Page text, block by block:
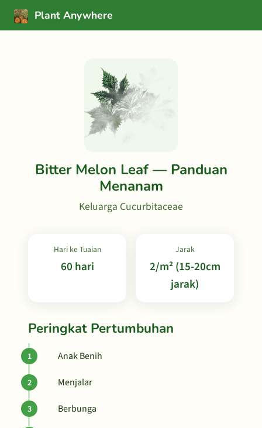
Plant Anywhere
Bitter Melon Leaf — Panduan
Menanam
Keluarga Cucurbitaceae
Hari ke Tuaian
60 hari
Jarak
2/m² (15-20cm
jarak)
Peringkat Pertumbuhan
Anak Benih
Menjalar
Berbunga